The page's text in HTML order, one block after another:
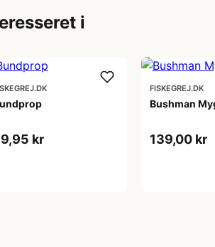
i
kr
FISKEGREJ.DK
Bushman
139,00 kr